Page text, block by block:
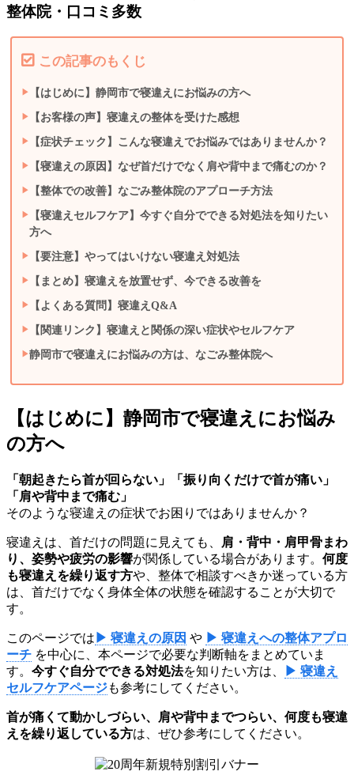
整体院・口コミ多数
この記事のもくじ
【はじめに】静岡市で寝違えにお悩みの方へ
【お客様の声】寝違えの整体を受けた感想
【症状チェック】こんな寝違えでお悩みではありませんか？
【寝違えの原因】なぜ首だけでなく肩や背中まで痛むのか？
【整体での改善】なごみ整体院のアプローチ方法
【寝違えセルフケア】今すぐ自分でできる対処法を知りたい
方へ
【要注意】やってはいけない寝違え対処法
【まとめ】寝違えを放置せず、今できる改善を
【よくある質問】寝違えQ&A
【関連リンク】寝違えと関係の深い症状やセルフケア
静岡市で寝違えにお悩みの方は、なごみ整体院へ
【はじめに】静岡市で寝違えにお悩み
の方へ
「朝起きたら首が回らない」「振り向くだけで首が痛い」
「肩や背中まで痛む」
そのような寝違えの症状でお困りではありませんか？
寝違えは、首だけの問題に見えても、
肩・背中・肩甲骨まわ
り、姿勢や疲労の影響が関係している場合があります。 何度
も寝違えを繰り返す方や、整体で相談すべきか迷っている方
は、首だけでなく身体全体の状態を確認することが大切で
す。
このページでは ▶ 寝違えの原因 や ▶ 寝違えへの整体アプロ
ーチ を中心に、本ページで必要な判断軸をまとめていま
す。 今すぐ自分でできる対処法を知りたい方は、
▶ 寝違え
セルフケアページも参考にしてください。
首が痛くて動かしづらい、肩や背中までつらい、何度も寝違
えを繰り返している方は、ぜひ参考にしてください。